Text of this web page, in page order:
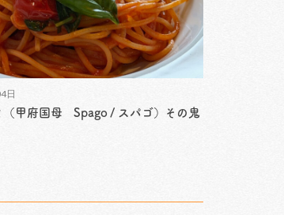
日
（甲府国母 Spago / スパゴ）その鬼